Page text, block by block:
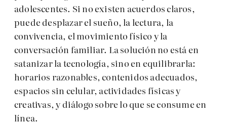
adolescentes. Si no existen acuerdos claros,
puede desplazar el sueño, la lectura, la
convivencia, el movimiento físico y la
conversación familiar. La solución no está en
satanizar la tecnología, sino en equilibrarla:
horarios razonables, contenidos adecuados,
espacios sin celular, actividades físicas y
creativas, y diálogo sobre lo que se consume en
línea.